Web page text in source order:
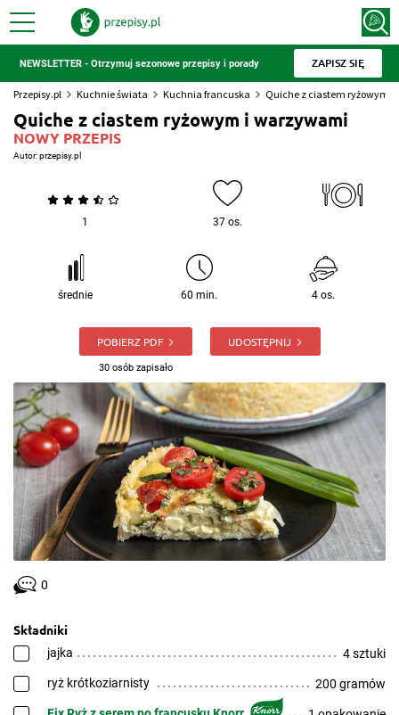
NEWSLETTER - Otrzymuj sezonowe przepisy i porady ZAPISZ SIĘ
Przepisy.pl Kuchnie świata Kuchnia francuska Quiche z ciastem ryżowym
Quiche z ciastem ryżowym i warzywami
NOWY PRZEPIS
Autor:przepisy.pl
1 37 os.
średnie 60 min. 4 os.
POBIERZ PDF
30 osób zapisało
UDOSTĘPNIJ
0
Składniki
jajka 4 sztuki
ryż krótkoziarnisty 200 gramów